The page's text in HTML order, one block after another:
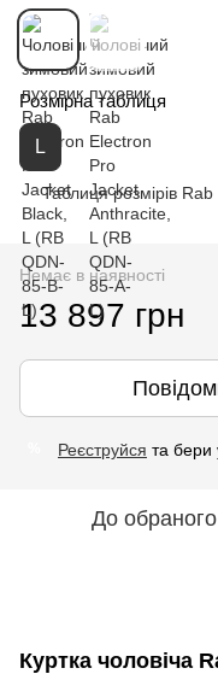
Розмірна таблиця
L
Таблиця розмірів Rab
Немає в наявності
13 897 грн
Реєструйся та бери
До обраного
Куртка чоловіча